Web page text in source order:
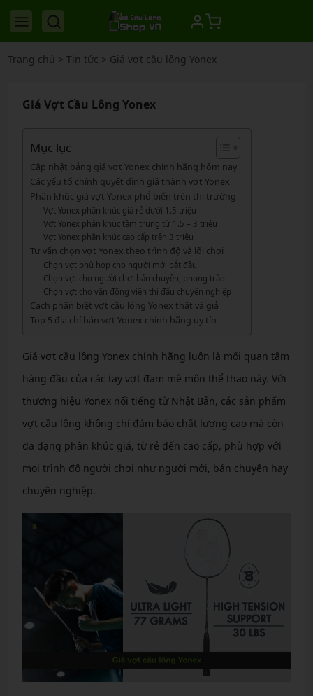
Trang chủ > Tin tức > Giá vợt cầu lông Yonex
Giá Vợt Cầu Lông Yonex
Mục lục
Cập nhật bảng giá vợt Yonex chính hãng hôm nay
Các yếu tố chính quyết định giá thành vợt Yonex
Phân khúc giá vợt Yonex phổ biến trên thị trường
Vợt Yonex phân khúc giá rẻ dưới 1.5 triệu
Vợt Yonex phân khúc tầm trung từ 1.5 – 3 triệu
Vợt Yonex phân khúc cao cấp trên 3 triệu
Tư vấn chọn vợt Yonex theo trình độ và lối chơi
Chọn vợt phù hợp cho người mới bắt đầu
Chọn vợt cho người chơi bán chuyên, phong trào
Chọn vợt cho vận động viên thi đấu chuyên nghiệp
Cách phân biệt vợt cầu lông Yonex thật và giả
Top 5 địa chỉ bán vợt Yonex chính hãng uy tín
Giá vợt cầu lông Yonex chính hãng luôn là mối quan tâm
hàng đầu của các tay vợt đam mê môn thể thao này. Với
thương hiệu Yonex nổi tiếng từ Nhật Bản, các sản phẩm
vợt cầu lông không chỉ đảm bảo chất lượng cao mà còn
đa dạng phân khúc giá, từ rẻ đến cao cấp, phù hợp với
mọi trình độ người chơi như người mới, bán chuyên hay
chuyên nghiệp.